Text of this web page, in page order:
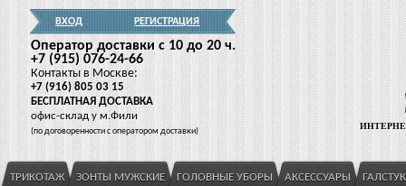
ВХОД РЕГИСТРАЦИЯ
Оператор доставки c 10 до 20 ч.
+7 (915) 076-24-66
Контакты в Москве:
+7 (916) 805 03 15
БЕСПЛАТНАЯ ДОСТАВКА
офис-склад у м.Фили
(по договоренности с оператором доставки)
ТРИКОТАЖ ЗОНТЫ МУЖСКИЕ ГОЛОВНЫЕ УБОРЫ АКСЕССУАРЫ